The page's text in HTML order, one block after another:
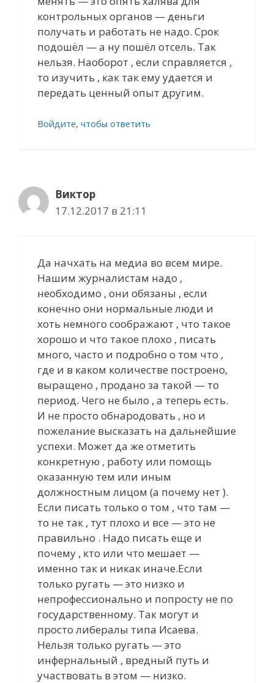
контрольных органов — деньги
получать и работать не надо. Срок
подошёл — а ну пошёл отсель. Так
нельзя. Наоборот , если справляется ,
то изучить , как так ему удается и
передать ценный опыт другим.
Войдите, чтобы ответить
Виктор
17.12.2017 в 21:11
Да начхать на медиа во всем мире.
Нашим журналистам надо ,
необходимо , они обязаны , если
конечно они нормальные люди и
хоть немного соображают , что такое
хорошо и что такое плохо , писать
много, часто и подробно о том что ,
где и в каком количестве построено,
выращено , продано за такой — то
период. Чего не было , а теперь есть.
И не просто обнародовать , но и
пожелание высказать на дальнейшие
успехи. Может да же отметить
конкретную , работу или помощь
оказанную тем или иным
должностным лицом (а почему нет ).
Если писать только о том , что там —
то не так , тут плохо и все — это не
правильно . Надо писать еще и
почему , кто или что мешает —
именно так и никак иначе.Если
только ругать — это низко и
непрофессионально и попросту не по
государственному. Так могут и
просто либералы типа Исаева.
Нельзя только ругать — это
инфернальный , вредный путь и
участвовать в этом — низко.